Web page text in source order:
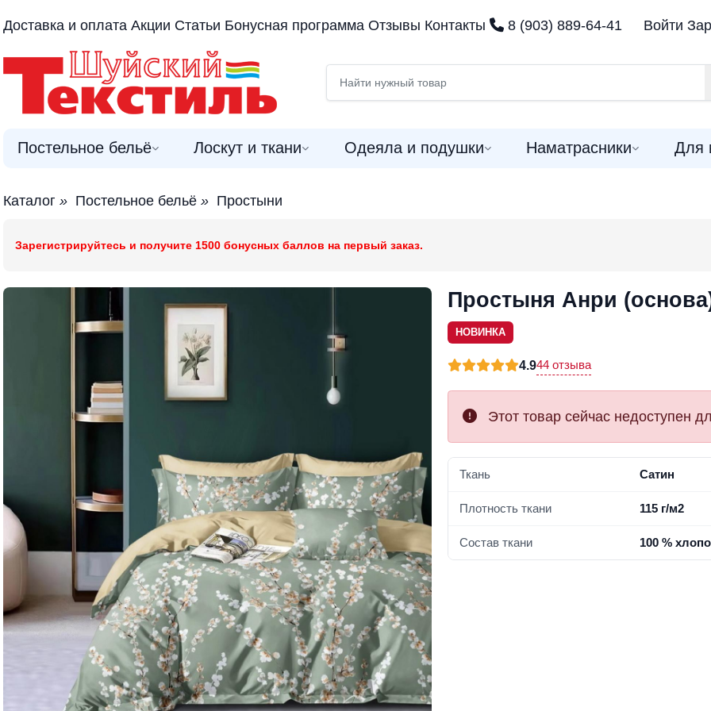
Доставка и оплата Акции Статьи Бонусная программа Отзывы Контакты 8 (903) 889-64-41 Войти
Постельное бельё Лоскут и ткани Одеяла и подушки Наматрасники Для
Каталог » Постельное бельё » Простыни
Зарегистрируйтесь и получите 1500 бонусных баллов на первый заказ.
Простыня Анри
НОВИНКА
4.944 отзыва
Этот товар сейчас недоступен
Ткань Сатин
Плотность ткани 115 г/м2
Состав ткани 100 %